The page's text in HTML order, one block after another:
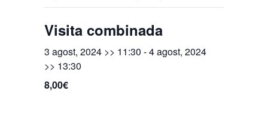
Visita combinada
3 agost, 2024 >> 11:30 -4 agost, 2024
>> 13:30
8,00€